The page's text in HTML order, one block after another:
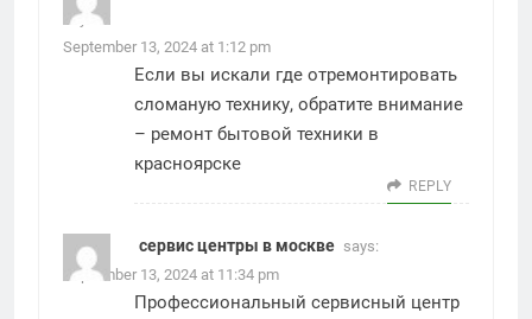
says:
September 13, 2024 at 1:12 pm
Если вы искали где отремонтировать
сломаную технику, обратите внимание
– ремонт бытовой техники в
красноярске
REPLY
сервис центры в москве says:
September 13, 2024 at 11:34 pm
Профессиональный сервисный центр